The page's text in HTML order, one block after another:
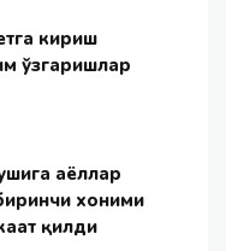
кириш
ўзгаришлар
аёллар
хоними
қилди